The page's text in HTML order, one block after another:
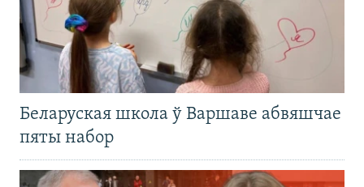
Беларуская школа ў Варшаве абвяшчае
пяты набор